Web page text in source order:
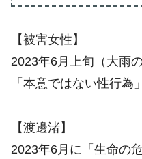
【被害女性】
2023年6月上旬（大雨
「本意ではない性行為
【渡邊渚】
2023年6月に「生命の